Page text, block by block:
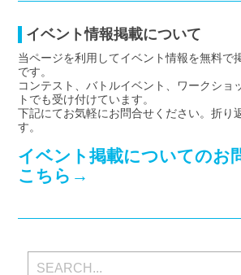
イベント情報掲載について
当ページを利用してイベント情報を無料で
です。
コンテスト、バトルイベント、ワークショ
トでも受け付けています。
下記にてお気軽にお問合せください。折り
す。
イベント掲載についてのお
こちら→